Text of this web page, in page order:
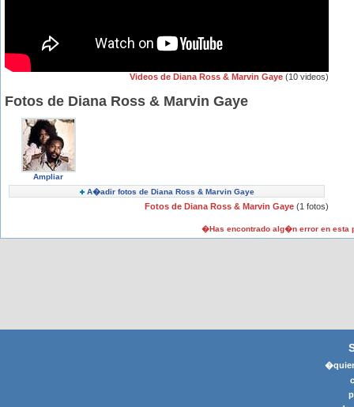
Videos de Diana Ross & Marvin Gaye (10 videos)
Fotos de Diana Ross & Marvin Gaye
Ampliar
A�adir fotos de Diana Ross & Marvin Gaye
Fotos de Diana Ross & Marvin Gaye (1 fotos)
�Has encontrado alg�n error en esta